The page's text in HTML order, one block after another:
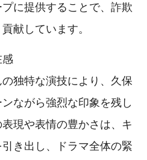
に提供することで、詐欺
献しています。
感
独特な演技により、久保
ながら強烈な印象を残し
現や表情の豊かさは、キ
き出し、ドラマ全体の緊